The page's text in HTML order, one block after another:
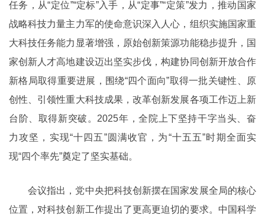
任务，从“定位”“定标”入手，从“定事”“定策”发力，推动国家
战略科技力量主力军的使命意识深入人心，组织实施国家重
大科技任务能力显著增强，原始创新策源功能稳步提升，国
家创新人才高地建设迈出坚实步伐，构建协同创新开放合作
新格局取得重要进展，围绕“四个面向”取得一批关键性、原
创性、引领性重大科技成果，改革创新发展各项工作迈上新
台阶、取得新突破。2025年，全院上下坚持干字当头、奋
力攻坚，实现“十四五”圆满收官，为“十五五”时期全面实
现“四个率先”奠定了坚实基础。
会议指出，党中央把科技创新摆在国家发展全局的核心
位置，对科技创新工作提出了更高更迫切的要求。中国科学